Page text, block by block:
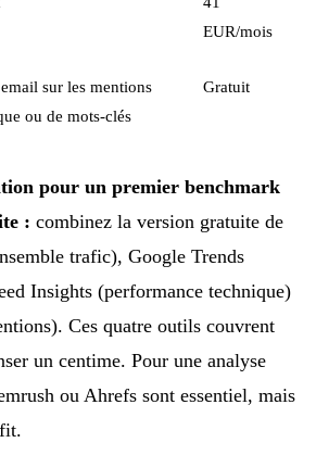
EUR/mois
sur les mentions
ou de mots-clés
Gratuit
pour un premier benchmark
: combinez la version gratuite de
trafic), Google Trends
Insights (performance technique)
Ces quatre outils couvrent
un centime. Pour une analyse
ou Ahrefs sont essentiel, mais